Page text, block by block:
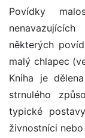
Povídky
některých
malý chlapec
Kniha je
strnulého
typické
živnostníci